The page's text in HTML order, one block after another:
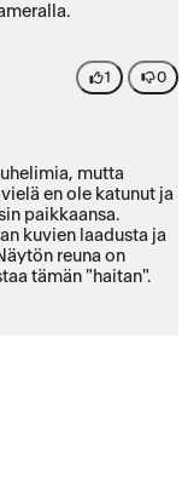
1 0
mutta
en ole katunut ja
paikkaansa.
kuvien laadusta ja
reuna on
tämän "haitan".